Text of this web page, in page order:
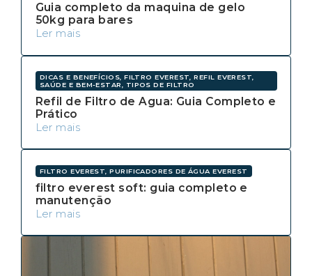
Guia completo da maquina de gelo
50kg para bares
Ler mais
DICAS E BENEFÍCIOS, FILTRO EVEREST, REFIL EVEREST,
SAÚDE E BEM-ESTAR, TIPOS DE FILTRO
Refil de Filtro de Agua: Guia Completo e
Prático
Ler mais
FILTRO EVEREST, PURIFICADORES DE ÁGUA EVEREST
filtro everest soft: guia completo e
manutenção
Ler mais